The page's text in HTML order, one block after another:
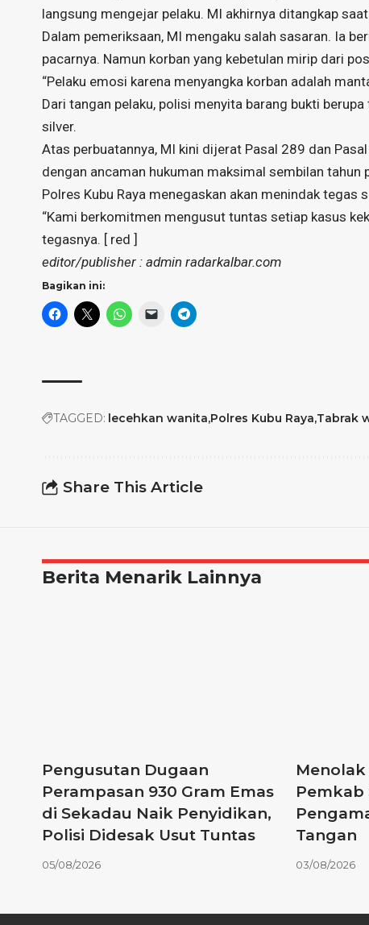
langsung mengejar pelaku. MI akhirnya ditangkap
Dalam pemeriksaan, MI mengaku salah sasaran. Ia
pacarnya. Namun korban yang kebetulan mirip dari
“Pelaku emosi karena menyangka korban adalah
Dari tangan pelaku, polisi menyita barang bukti
silver.
Atas perbuatannya, MI kini dijerat Pasal 289 dan
dengan ancaman hukuman maksimal sembilan tahun
Polres Kubu Raya menegaskan akan menindak tegas
“Kami berkomitmen mengusut tuntas setiap kasus
tegasnya. [ red ]
editor/publisher : admin radarkalbar.com
Bagikan ini:
TAGGED: lecehkan wanita Polres Kubu Raya Tabrak
Share This Article
Berita Menarik Lainnya
Pengusutan Dugaan
Perampasan 930 Gram Emas
di Sekadau Naik Penyidikan,
Polisi Didesak Usut Tuntas
05/08/2026
Pemkab
Tangan
03/08/2026